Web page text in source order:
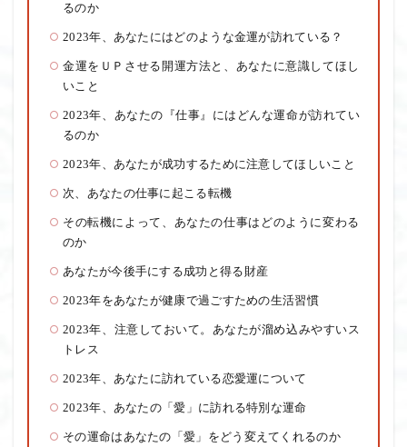
るのか
2023年、あなたにはどのような金運が訪れている？
金運をＵＰさせる開運方法と、あなたに意識してほし
いこと
2023年、あなたの『仕事』にはどんな運命が訪れてい
るのか
2023年、あなたが成功するために注意してほしいこと
次、あなたの仕事に起こる転機
その転機によって、あなたの仕事はどのように変わる
のか
あなたが今後手にする成功と得る財産
2023年をあなたが健康で過ごすための生活習慣
2023年、注意しておいて。あなたが溜め込みやすいス
トレス
2023年、あなたに訪れている恋愛運について
2023年、あなたの「愛」に訪れる特別な運命
その運命はあなたの「愛」をどう変えてくれるのか